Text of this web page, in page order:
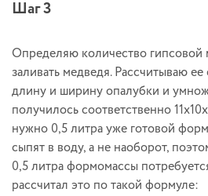
Шаг 3
Определяю количество гипсовой
заливать медведя. Рассчитываю
длину и ширину опалубки и
получилось соответственно
нужно 0,5 литра уже готовой
сыпят в воду, а не наоборот,
0,5 литра формомассы
рассчитал это по такой формуле: